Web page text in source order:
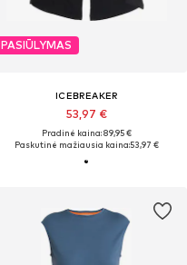
PASIŪLYMAS
ICEBREAKER
53,97 €
Pradinė kaina: 89,95 €
Paskutinė mažiausia kaina:53,97 €